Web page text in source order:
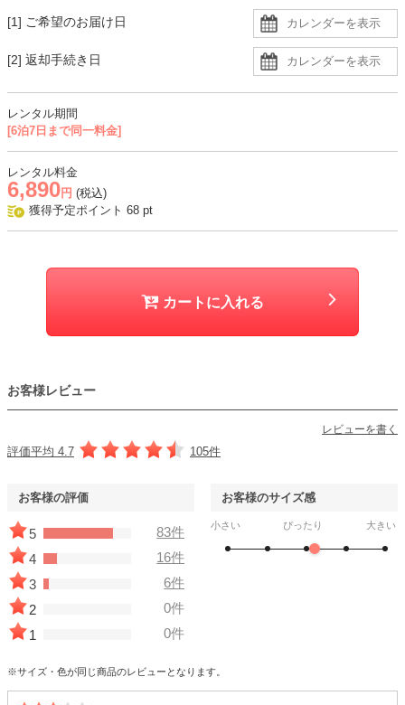
背中が広く開いているため、ヌーブラや背中部分が開いたデザインの
生地
・ドレスはさらっとした滑らかな手触りの生地に同色裏地の二枚重ね
・ボレロはレース生地で、透け感あり
おすすめシーン
結婚式、二次会、謝恩会、成人式、同窓会、パーティー、女子会など
[1] ご希望のお届け日
[2] 返却手続き日
レンタル期間
[6泊7日まで同一料金]
レンタル料金
6,890 円 (税込)
獲得予定ポイント 68 pt
カートに入れる
お客様レビュー
レビューを書く
評価平均 4.7 105件
お客様の評価
5
83件
4
16件
3
6件
2
0件
1
0件
お客様のサイズ感
小さい ぴったり 大きい
※サイズ・色が同じ商品のレビューとなります。